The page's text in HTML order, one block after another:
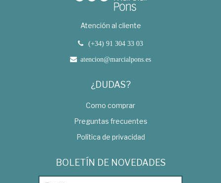
Atención al cliente
(+34) 91 304 33 03
atencion@marcialpons.es
¿DUDAS?
Como comprar
Preguntas frecuentes
Política de privacidad
BOLETÍN DE NOVEDADES